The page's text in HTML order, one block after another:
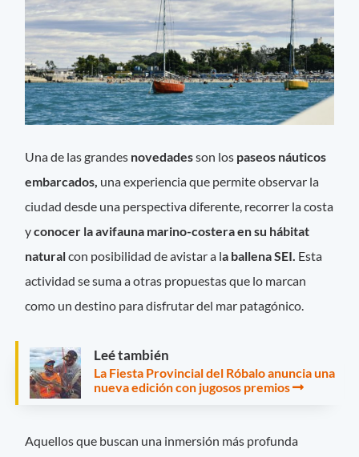
Una de las grandes novedadesson los paseos náuticos
embarcados, una experiencia que permite observar la
ciudad desde una perspectiva diferente, recorrer la costa
yconocer la avifauna marino-costera en su hábitat
naturalcon posibilidad de avistar a la ballena SEI. Esta
actividad se suma a otras propuestas que lo marcan
como un destino para disfrutar del mar patagónico.
Leé también
La Fiesta Provincial del Róbalo anuncia una
nueva edición con jugosos premios
Aquellos que buscan una inmersión más profunda